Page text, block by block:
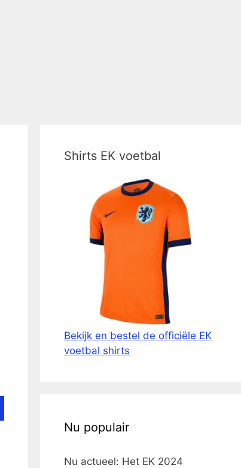
Shirts EK voetbal
Bekijk en bestel de officiële EK
voetbal shirts
Nu populair
Nu actueel: Het EK 2024